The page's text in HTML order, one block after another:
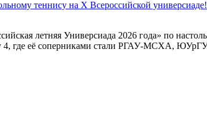
теннису на X Всероссийской универсиаде!
летняя Универсиада 2026 года» по
4, где её соперниками стали РГАУ-МСХА,